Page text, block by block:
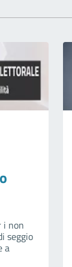
i non
seggio
a